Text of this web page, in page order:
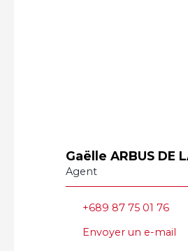
Gaëlle ARBUS DE
Agent
+689 87 75 01 76
Envoyer un e-mail